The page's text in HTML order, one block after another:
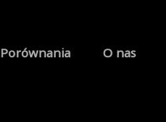
Porównania O nas